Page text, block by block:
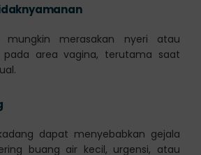
mungkin merasakan nyeri atau
pada area vagina, terutama saat
dapat menyebabkan gejala
buang air kecil, urgensi, atau